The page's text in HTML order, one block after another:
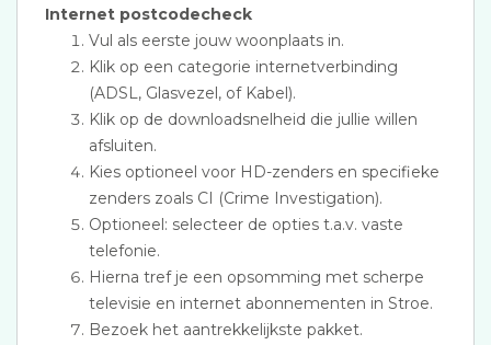
Internet postcodecheck
Vul als eerste jouw woonplaats in.
Klik op een categorie internetverbinding
(ADSL, Glasvezel, of Kabel).
Klik op de downloadsnelheid die jullie willen
afsluiten.
Kies optioneel voor HD-zenders en specifieke
zenders zoals CI (Crime Investigation).
Optioneel: selecteer de opties t.a.v. vaste
telefonie.
Hierna tref je een opsomming met scherpe
televisie en internet abonnementen in Stroe.
Bezoek het aantrekkelijkste pakket.